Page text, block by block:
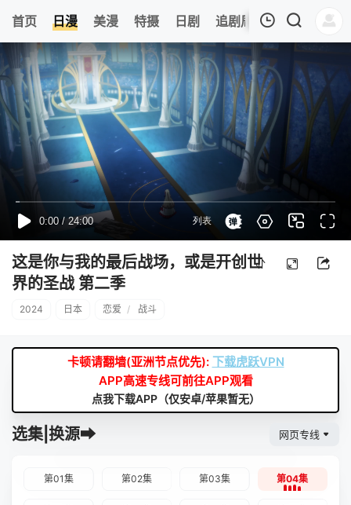
首页 日漫 美漫 特摄 日剧 追剧周表 今日更新
我的观影记录
暂无观看影片的记录
这是你与我的最后战场，或是开创世
界的圣战 第二季
2024 日本 恋爱 / 战斗
卡顿请翻墙(亚洲节点优先): 下载虎跃VPN
APP高速专线可前往APP观看
点我下载APP（仅安卓/苹果暂无）
选集|换源➡ 网页专线
第01集 第02集 第03集 第04集